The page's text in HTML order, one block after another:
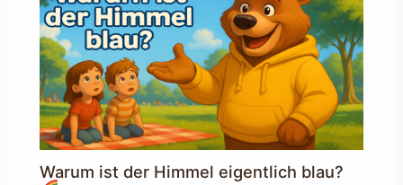
Warum ist der Himmel eigentlich blau?